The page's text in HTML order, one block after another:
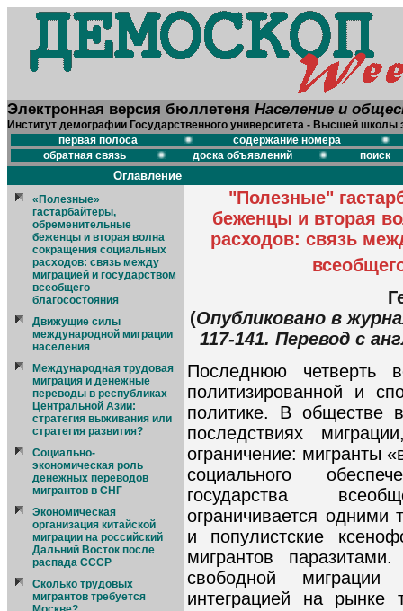
Электронная версия бюллетеня Население и
Институт демографии Государственного университета - Высшей школы
первая полоса
содержание номера
обратная связь
доска объявлений поиск
Оглавление
«Полезные»
гастарбайтеры,
обременительные
беженцы и вторая волна
сокращения социальных
расходов: связь между
миграцией и государством
всеобщего
благосостояния
Движущие силы
международной миграции
населения
Международная трудовая
миграция и денежные
переводы в республиках
Центральной Азии:
стратегия выживания или
стратегия развития?
Социально-
экономическая роль
денежных переводов
мигрантов в СНГ
Экономическая
организация китайской
миграции на российский
Дальний Восток после
распада СССР
Сколько трудовых
мигрантов требуется
"Полезные"
беженцы и вторая
расходов: связь
(Опубликовано в
117-141. Перевод с
Последнюю четверть
политизированной и
политике. В обществе
последствиях
ограничение: мигранты
социального
государства
ограничивается одними
и популистские
мигрантов
свободной
интеграцией на рынке